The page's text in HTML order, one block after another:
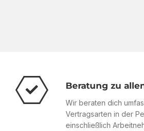
Beratung zu
Wir beraten dich
Vertragsarten in der
einschließlich